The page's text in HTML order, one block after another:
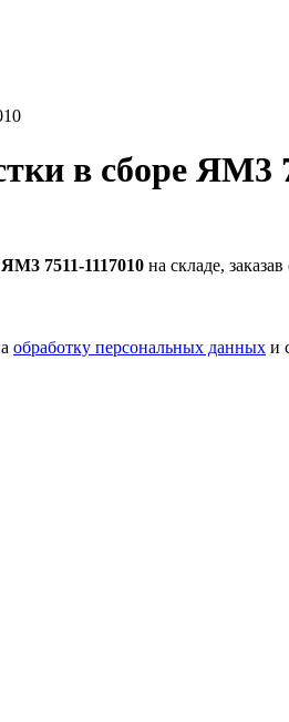
в сборе ЯМ3
7511-1117010 на складе,
обработку персональных данных и